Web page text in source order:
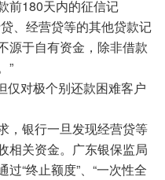
前180天内的征信记
、经营贷等的其他贷款记
源于自有资金，除非借款
”
仅对极个别还款困难客户
，银行一旦发现经营贷等
相关资金。广东银保监局
“终止额度”、“一次性全